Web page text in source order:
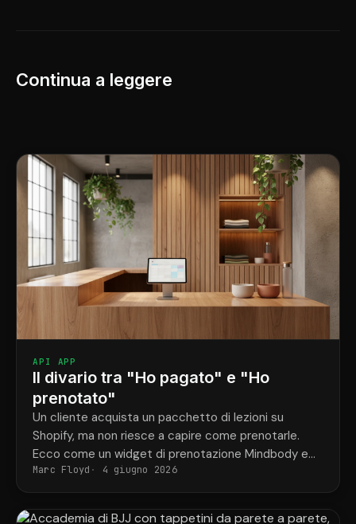
Continua a leggere
API APP
Il divario tra "Ho pagato" e "Ho
prenotato"
Un cliente acquista un pacchetto di lezioni su
Shopify, ma non riesce a capire come prenotarle.
Ecco come un widget di prenotazione Mindbody e
ShopConnect risolvono definitivamente questo
problema.
Marc Floyd 4 giugno 2026